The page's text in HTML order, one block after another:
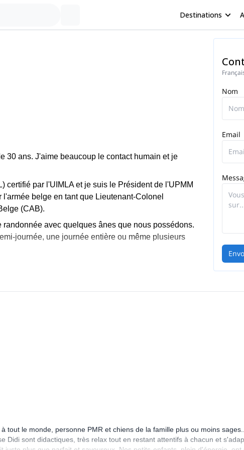
Destinations
30 ans. J'aime beaucoup le contact humain et je
certifié par l'UIMLA et je suis le Président de l'UPMM
belge en tant que Lieutenant-Colonel
(CAB).
avec quelques ânes que nous possédons.
journée, une journée entière ou même plusieurs
de Belgique ou de montagne, toute l'année, en
Nom
Email
tout le monde, personne PMR et chiens de la famille plus ou moins
Didi sont didactiques, très relax tout en restant attentifs à chacun et